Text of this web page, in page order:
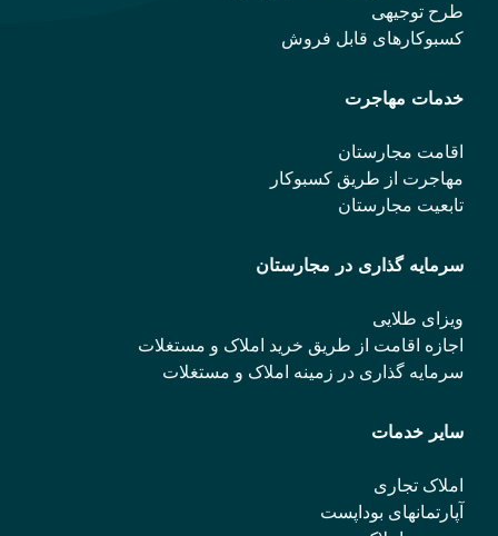
طرح توجیهی
کسبوکارهای قابل فروش
خدمات مهاجرت
اقامت مجارستان
مهاجرت از طریق کسبوکار
تابعیت مجارستان
سرمایه گذاری در مجارستان
ویزای طلایی
اجازه اقامت از طریق خرید املاک و مستغلات
سرمایه گذاری در زمینه املاک و مستغلات
سایر خدمات
املاک تجاری
آپارتمانهای بوداپست